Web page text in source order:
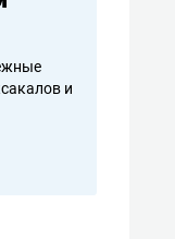
Владелец
о трехкратном росте